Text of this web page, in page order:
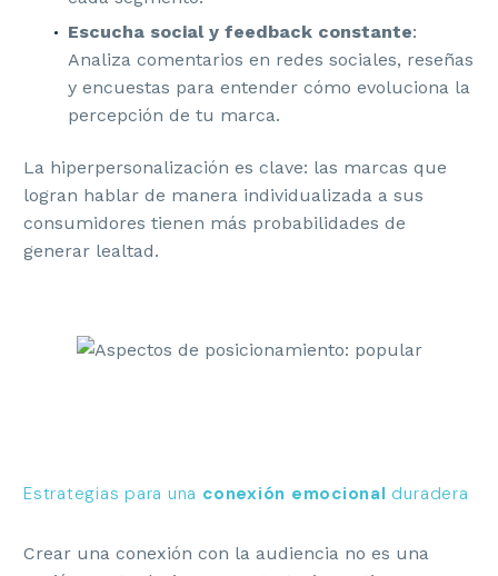
Escucha social y feedback constante:
Analiza comentarios en redes sociales, reseñas
y encuestas para entender cómo evoluciona la
percepción de tu marca.
La hiperpersonalización es clave: las marcas que
logran hablar de manera individualizada a sus
consumidores tienen más probabilidades de
generar lealtad.
Estrategias para una conexión emocional duradera
Crear una conexión con la audiencia no es una